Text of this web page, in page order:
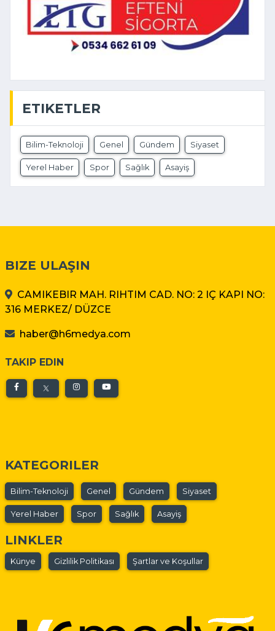
ETIKETLER
Bilim-Teknoloji Genel Gündem Siyaset
Yerel Haber Spor Sağlık Asayiş
BIZE ULAŞIN
CAMIKEBIR MAH. RIHTIM CAD. NO: 2 IÇ KAPI NO:
316 MERKEZ/ DÜZCE
haber@h6medya.com
TAKIP EDIN
KATEGORILER
Bilim-Teknoloji Genel Gündem Siyaset
Yerel Haber Spor Sağlık Asayiş
LINKLER
Künye Gizlilik Politikası Şartlar ve Koşullar